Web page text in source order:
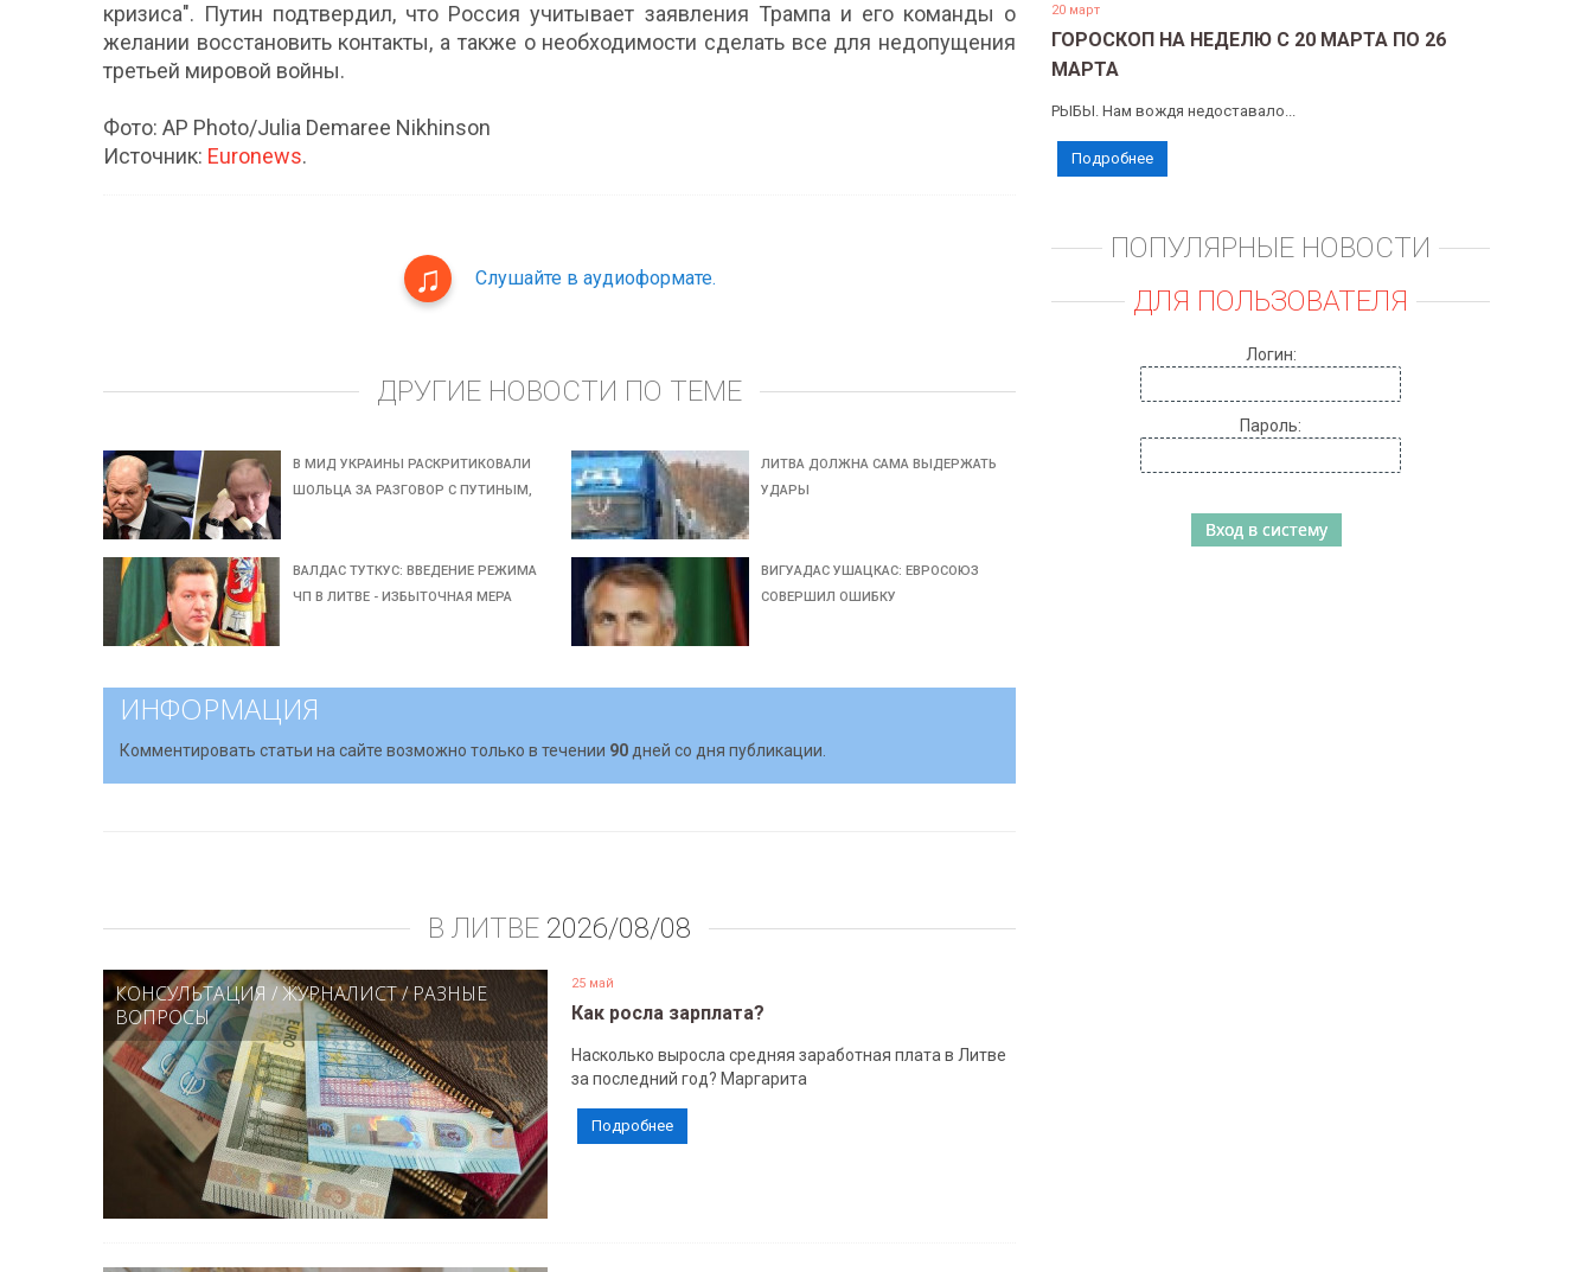
кризиса". Путин подтвердил, что Россия учитывает заявления Трампа и его команды о
желании восстановить контакты, а также о необходимости сделать все для недопущения
третьей мировой войны.
Фото: AP Photo/Julia Demaree Nikhinson
Источник: Euronews.
Слушайте в аудиоформате.
ДРУГИЕ НОВОСТИ ПО ТЕМЕ
В МИД УКРАИНЫ РАСКРИТИКОВАЛИ
ШОЛЬЦА ЗА РАЗГОВОР С ПУТИНЫМ,
ЛИТВА ДОЛЖНА САМА ВЫДЕРЖАТЬ
УДАРЫ
ВАЛДАС ТУТКУС: ВВЕДЕНИЕ РЕЖИМА
ЧП В ЛИТВЕ - ИЗБЫТОЧНАЯ МЕРА
ВИГУАДАС УШАЦКАС: ЕВРОСОЮЗ
СОВЕРШИЛ ОШИБКУ
ИНФОРМАЦИЯ
Комментировать статьи на сайте возможно только в течении 90 дней со дня публикации.
В ЛИТВЕ 2026/08/08
КОНСУЛЬТАЦИЯ /ЖУРНАЛИСТ/РАЗНЫЕ
ВОПРОСЫ
25 май
Как росла зарплата?
Насколько выросла средняя заработная плата в Литве
за последний год? Маргарита
Подробнее
20 март
ГОРОСКОП НА НЕДЕЛЮ С 20 МАРТА ПО 26
МАРТА
РЫБЫ. Нам вождя недоставало...
Подробнее
ПОПУЛЯРНЫЕ НОВОСТИ
ДЛЯ ПОЛЬЗОВАТЕЛЯ
Логин:
Пароль: